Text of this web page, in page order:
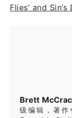
Flies’ and
Brett
级编辑，著作